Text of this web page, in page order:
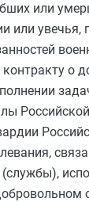
или
или увечья,
контракту о